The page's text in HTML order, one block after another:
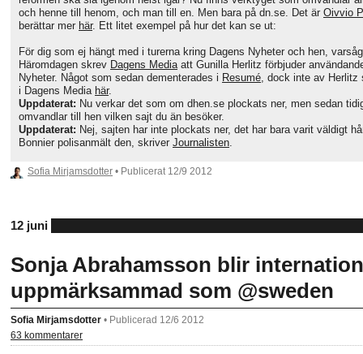
och henne till henom, och man till en. Men bara på dn.se. Det är Oivvio
berättar mer här. Ett litet exempel på hur det kan se ut:
För dig som ej hängt med i turerna kring Dagens Nyheter och hen,
Häromdagen skrev Dagens Media att Gunilla Herlitz förbjuder
Nyheter. Något som sedan dementerades i Resumé , dock inte av
i Dagens Media här.
Uppdaterat: Nu verkar det som om dhen.se plockats ner, men sedan
omvandlar till hen vilken sajt du än besöker.
Uppdaterat: Nej, sajten har inte plockats ner, det har bara varit väldigt
Bonnier polisanmält den, skriver Journalisten
Sofia Mirjamsdotter • Publicerat 12/9 2012
12 juni
Sonja Abrahamsson blir
uppmärksammad som @sweden
Sofia Mirjamsdotter • Publicerad 12/6 2012
63 kommentarer